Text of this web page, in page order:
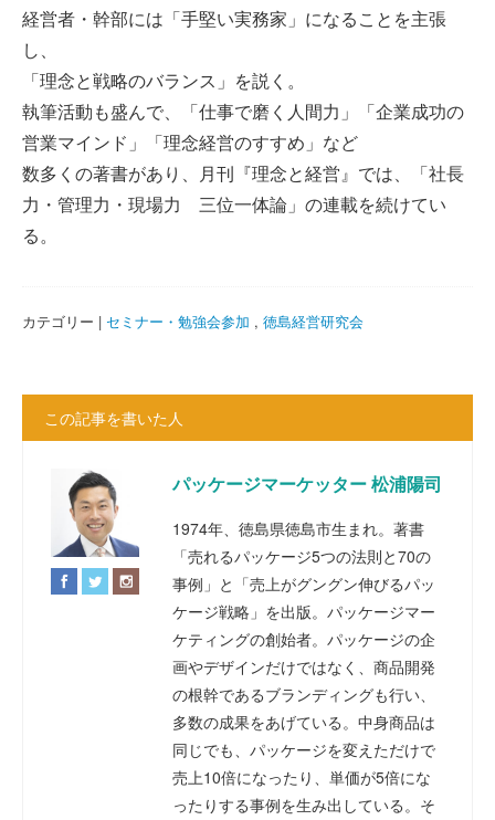
経営者・幹部には「手堅い実務家」になることを主張
し、
「理念と戦略のバランス」を説く。
執筆活動も盛んで、「仕事で磨く人間力」「企業成功の
営業マインド」「理念経営のすすめ」など
数多くの著書があり、月刊『理念と経営』では、「社長
力・管理力・現場力 三位一体論」の連載を続けてい
る。
カテゴリー | セミナー・勉強会参加 , 徳島経営研究会
この記事を書いた人
パッケージマーケッター 松浦陽司
1974年、徳島県徳島市生まれ。著書
「売れるパッケージ5つの法則と70の
事例」と「売上がグングン伸びるパッ
ケージ戦略」を出版。パッケージマー
ケティングの創始者。パッケージの企
画やデザインだけではなく、商品開発
の根幹であるブランディングも行い、
多数の成果をあげている。中身商品は
同じでも、パッケージを変えただけで
売上10倍になったり、単価が5倍にな
ったりする事例を生み出している。そ